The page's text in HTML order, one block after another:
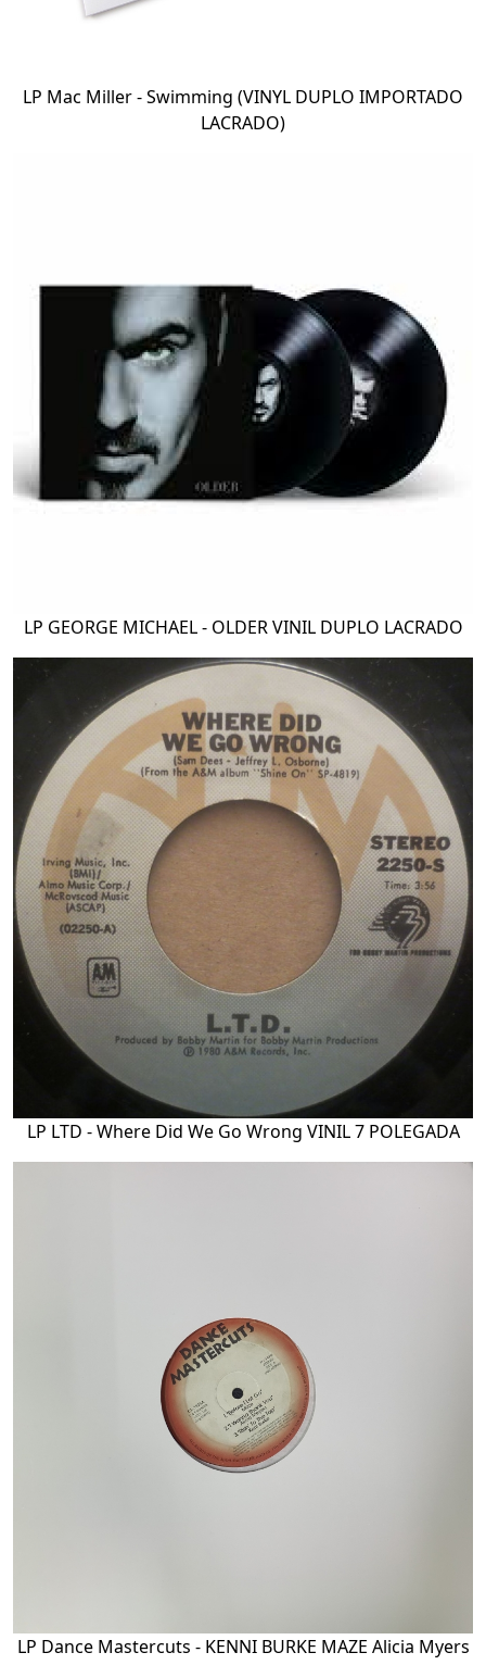
LP Mac Miller - Swimming (VINYL DUPLO IMPORTADO
LACRADO)
LP GEORGE MICHAEL - OLDER VINIL DUPLO LACRADO
LP LTD - Where Did We Go Wrong VINIL 7 POLEGADA
LP Dance Mastercuts - KENNI BURKE MAZE Alicia Myers